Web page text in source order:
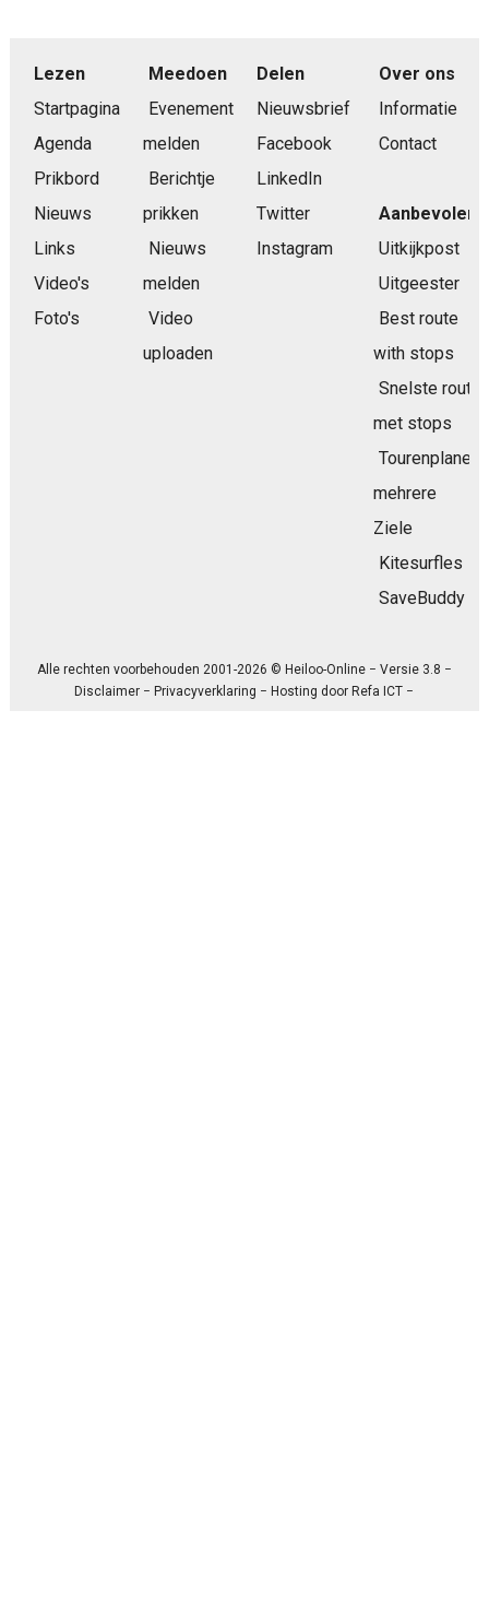
Lezen
Startpagina
Agenda
Prikbord
Nieuws
Links
Video's
Foto's
Meedoen
Evenement
melden
Berichtje
prikken
Nieuws
melden
Video
uploaden
Delen
Nieuwsbrief
Facebook
LinkedIn
Twitter
Instagram
Over ons
Informatie
Contact
Aanbevolen
Uitkijkpost
Uitgeester
Best route
with stops
Snelste route
met stops
Tourenplaner
mehrere
Ziele
Kitesurfles
SaveBuddy
Alle rechten voorbehouden 2001-2026 © Heiloo-Online − Versie 3.8 −
Disclaimer −Privacyverklaring − Hosting doorRefa ICT −